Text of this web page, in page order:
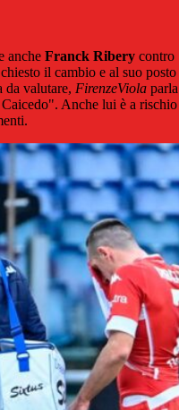
anche Franck Ribery contro
il cambio e al suo posto
da valutare, FirenzeViola parla
Anche lui è a rischio